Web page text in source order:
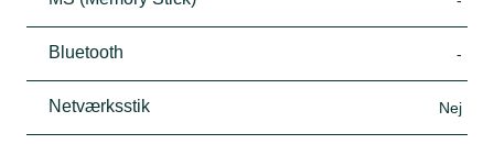
Bluetooth -
Netværksstik Nej